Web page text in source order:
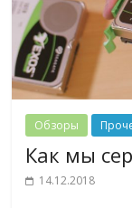
Обзоры
Как мы
14.12.2018